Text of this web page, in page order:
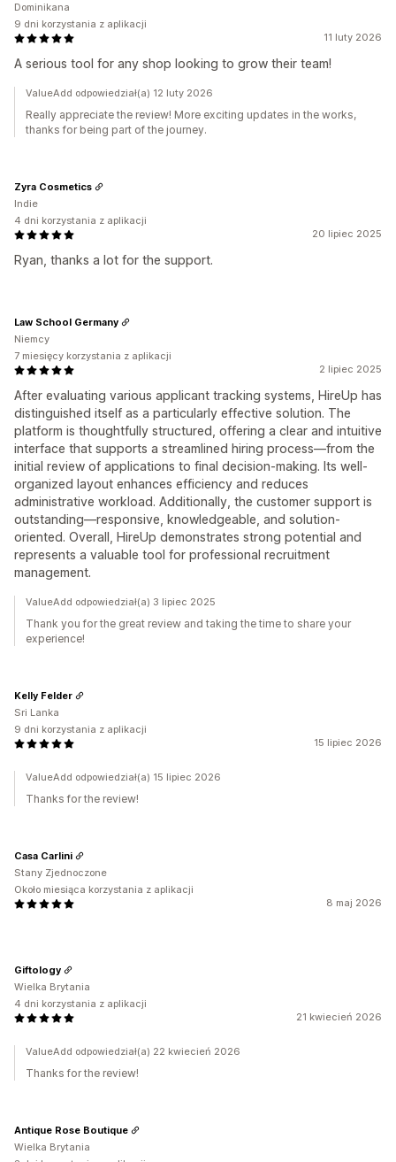
11 luty 2026
A serious tool for any shop looking to grow their team!
Dominikana
9 dni korzystania z aplikacji
ValueAdd odpowiedział(a) 12 luty 2026
Really appreciate the review! More exciting updates in the works,
thanks for being part of the journey.
20 lipiec 2025
Ryan, thanks a lot for the support.
Zyra Cosmetics
Indie
4 dni korzystania z aplikacji
2 lipiec 2025
After evaluating various applicant tracking systems, HireUp has
distinguished itself as a particularly effective solution. The
platform is thoughtfully structured, offering a clear and intuitive
interface that supports a streamlined hiring process—from the
initial review of applications to final decision-making. Its well-
organized layout enhances efficiency and reduces
administrative workload. Additionally, the customer support is
outstanding—responsive, knowledgeable, and solution-
oriented. Overall, HireUp demonstrates strong potential and
represents a valuable tool for professional recruitment
management.
Law School Germany
Niemcy
7 miesięcy korzystania z aplikacji
ValueAdd odpowiedział(a) 3 lipiec 2025
Thank you for the great review and taking the time to share your
experience!
15 lipiec 2026
Kelly Felder
Sri Lanka
9 dni korzystania z aplikacji
ValueAdd odpowiedział(a) 15 lipiec 2026
Thanks for the review!
8 maj 2026
Casa Carlini
Stany Zjednoczone
Około miesiąca korzystania z aplikacji
21 kwiecień 2026
Giftology
Wielka Brytania
4 dni korzystania z aplikacji
ValueAdd odpowiedział(a) 22 kwiecień 2026
Thanks for the review!
Antique Rose Boutique
Wielka Brytania